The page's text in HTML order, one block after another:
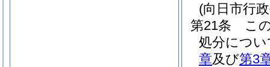
(向日市行
第21条
こ
処分につ
章及び第3